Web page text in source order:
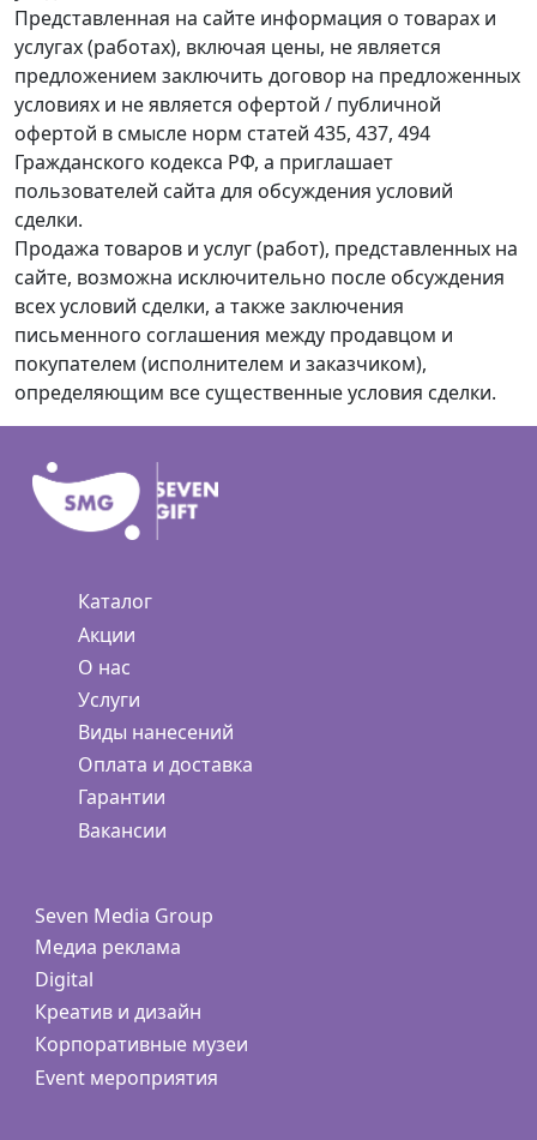
Представленная на сайте информация о товарах и
услугах (работах), включая цены, не является
предложением заключить договор на предложенных
условиях и не является офертой / публичной
офертой в смысле норм статей 435, 437, 494
Гражданского кодекса РФ, а приглашает
пользователей сайта для обсуждения условий
сделки.
Продажа товаров и услуг (работ), представленных на
сайте, возможна исключительно после обсуждения
всех условий сделки, а также заключения
письменного соглашения между продавцом и
покупателем (исполнителем и заказчиком),
определяющим все существенные условия сделки.
Каталог
Акции
О нас
Услуги
Виды нанесений
Оплата и доставка
Гарантии
Вакансии
Seven Media Group
Медиа реклама
Digital
Креатив и дизайн
Корпоративные музеи
Event мероприятия